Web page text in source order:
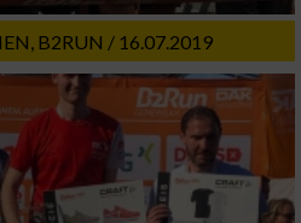
B2RUN / 16.07.2019